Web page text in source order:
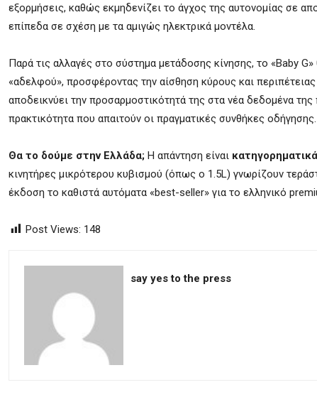
εξορμήσεις, καθώς εκμηδενίζει το άγχος της αυτονομίας σε
επίπεδα σε σχέση με τα αμιγώς ηλεκτρικά μοντέλα.
Παρά τις αλλαγές στο σύστημα μετάδοσης κίνησης, το «Baby
«αδελφού», προσφέροντας την αίσθηση κύρους και
αποδεικνύει την προσαρμοστικότητά της στα νέα δεδομένα
πρακτικότητα που απαιτούν οι πραγματικές συνθήκες οδήγησης.
Θα το δούμε στην Ελλάδα; Η απάντηση είναι
κινητήρες μικρότερου κυβισμού (όπως ο 1.5L) γνωρίζουν
έκδοση το καθιστά αυτόματα «best-seller» για το ελληνικό
Post Views: 148
say yes to the press